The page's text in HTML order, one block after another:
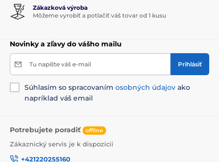
Zákazková výroba
Môžeme vyrobiť a potlačiť váš tovar od 1 kusu
Novinky a zľavy do vášho mailu
Tu napíšte váš e-mail Prihlásiť
Súhlasím so spracovaním osobných údajov ako
napríklad váš email
Potrebujete poradiť offline
Zákaznický servis je k dispozícii
+421220255160